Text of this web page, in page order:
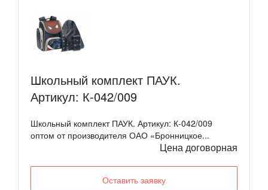
Школьный комплект ПАУК.
Артикул: К-042/009
Школьный комплект ПАУК. Артикул: К-042/009
оптом от производителя ОАО «Бронницкое...
Цена договорная
Оставить заявку